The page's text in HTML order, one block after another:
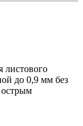
листового
до 0,9 мм без
острым